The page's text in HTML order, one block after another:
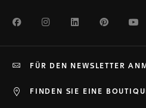
FacebookInstagramLinkedInPinterest
FINDEN SIE EINE
FÜR DEN NEWSLETTER